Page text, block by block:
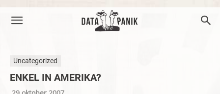
Uncategorized
ENKEL IN AMERIKA?